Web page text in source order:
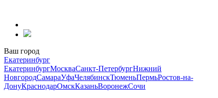
содержанию
Ваш город
Екатеринбург
ЕкатеринбургМоскваСанкт-ПетербургНижний
НовгородСамараУфаЧелябинскТюменьПермьРостов-на-
ДонуКраснодарОмскКазаньВоронежСочи